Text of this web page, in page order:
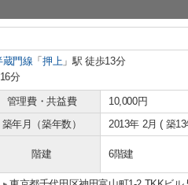
蔵門線 「押上」駅 徒歩13分
分
管理費・共益費
10,000円
築年月（築年数） 2013年 2月 ( 築
階建 6階建